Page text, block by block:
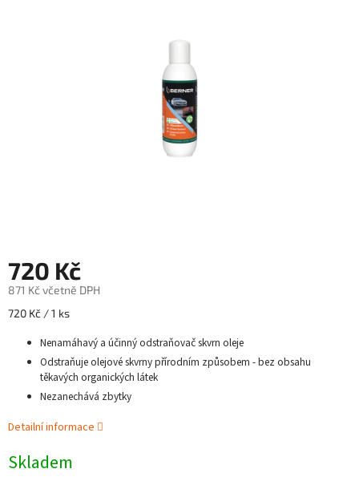
720 Kč
871 Kč včetně DPH
Měrná
720 Kč / 1 ks
Nenamáhavý a účinný odstraňovač skvrn oleje
Odstraňuje olejové skvrny přírodním způsobem - bez obsahu
těkavých organických látek
Nezanechává zbytky
Detailní informace
Skladem